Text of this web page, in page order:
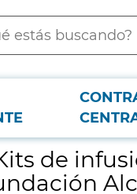
bomba de insulina con
de